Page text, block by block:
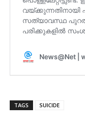
TAGS SUICIDE